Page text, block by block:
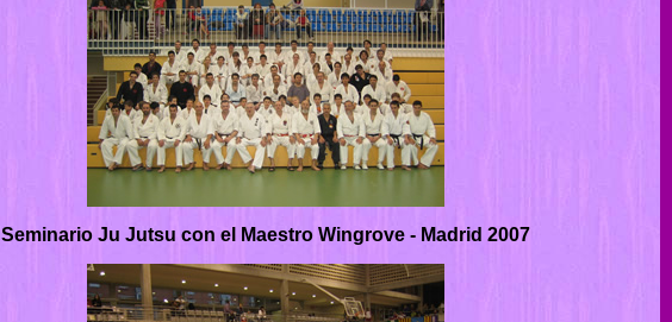
Seminario Ju Jutsu con el Maestro Wingrove - Madrid 2007